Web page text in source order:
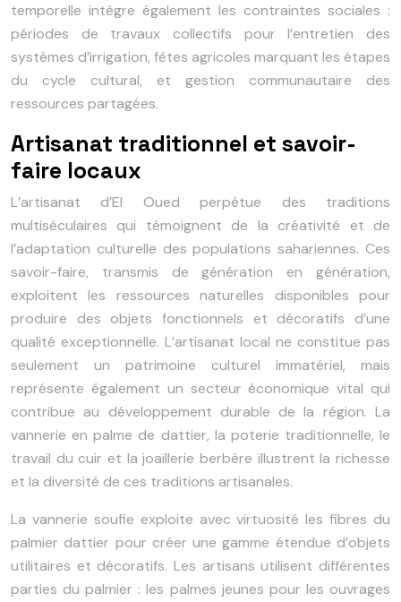
temporelle intègre également les contraintes sociales :
périodes de travaux collectifs pour l’entretien des
systèmes d’irrigation, fêtes agricoles marquant les étapes
du cycle cultural, et gestion communautaire des
ressources partagées.
Artisanat traditionnel et savoir-
faire locaux
L’artisanat d’El Oued perpétue des traditions
multiséculaires qui témoignent de la créativité et de
l’adaptation culturelle des populations sahariennes. Ces
savoir-faire, transmis de génération en génération,
exploitent les ressources naturelles disponibles pour
produire des objets fonctionnels et décoratifs d’une
qualité exceptionnelle. L’artisanat local ne constitue pas
seulement un patrimoine culturel immatériel, mais
représente également un secteur économique vital qui
contribue au développement durable de la région. La
vannerie en palme de dattier, la poterie traditionnelle, le
travail du cuir et la joaillerie berbère illustrent la richesse
et la diversité de ces traditions artisanales.
La vannerie soufie exploite avec virtuosité les fibres du
palmier dattier pour créer une gamme étendue d’objets
utilitaires et décoratifs. Les artisans utilisent différentes
parties du palmier : les palmes jeunes pour les ouvrages